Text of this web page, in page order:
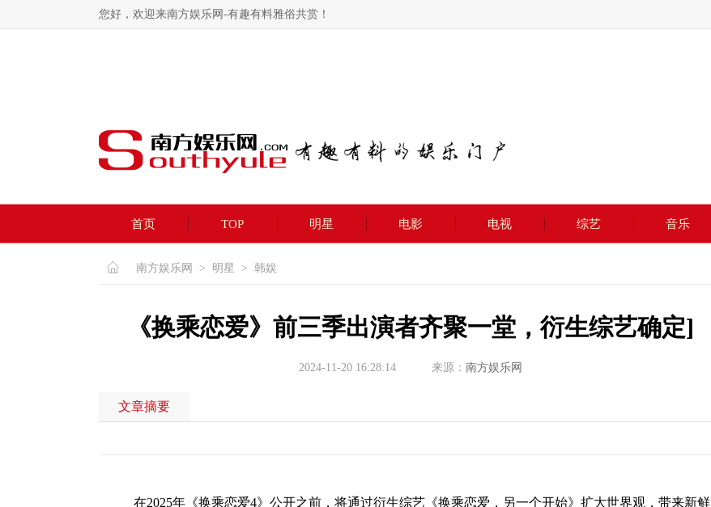
您好，欢迎来南方娱乐网-有趣有料雅俗共赏！
首页 TOP 明星 电影 电视 综艺 音乐
南方娱乐网 > 明星 > 韩娱
《换乘恋爱》前三季出演者齐聚一堂，衍生综艺确定]
2024-11-20 16:28:14 来源： 南方娱乐网
文章摘要
在2025年《换乘恋爱4》公开之前，将通过衍生综艺《换乘恋爱，另一个开始》扩大世界观，带来新鲜